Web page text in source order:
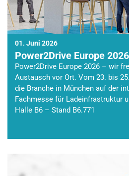
01. Juni 2026
Power2Drive Europe 2026
Power2Drive Europe 2026 – wir
Austausch vor Ort. Vom 23. bis
die Branche in München auf der
Fachmesse für Ladeinfrastruktur
Halle B6 – Stand B6.771